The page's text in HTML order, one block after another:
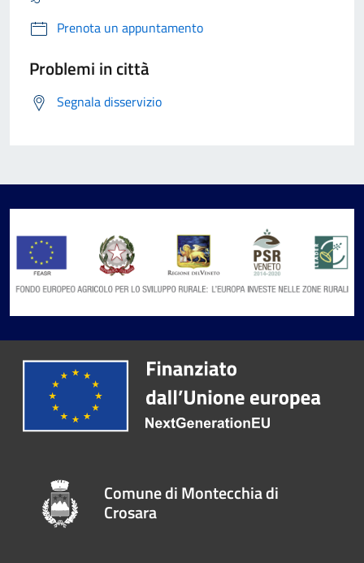
Prenota un appuntamento
Problemi in città
Segnala disservizio
Comune di Montecchia di
Crosara